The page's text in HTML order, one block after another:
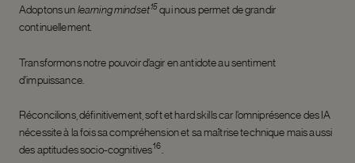
Adoptons unlearningmindset15qui nous permet de grandir
continuellement
Transformons notre pouvoir d’agir en antidote au sentiment
d’impuissance.
Réconcilions, définitivement, soft et hard skills car l’omniprésence des IA
nécessite à la fois sa compréhension et sa maîtrise technique mais aussi
des aptitudes socio-cognitives16